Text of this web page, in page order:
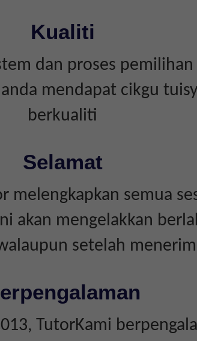
Kualiti
dan proses
mendapat cikgu
berkualiti
Selamat
melengkapkan semua
akan mengelakkan
setelah
TutorKami